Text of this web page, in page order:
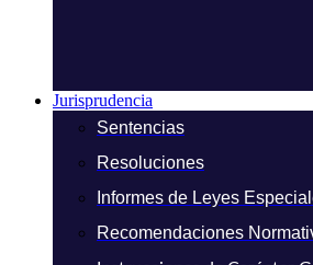
Jurisprudencia
Sentencias
Resoluciones
Informes de Leyes
Recomendaciones